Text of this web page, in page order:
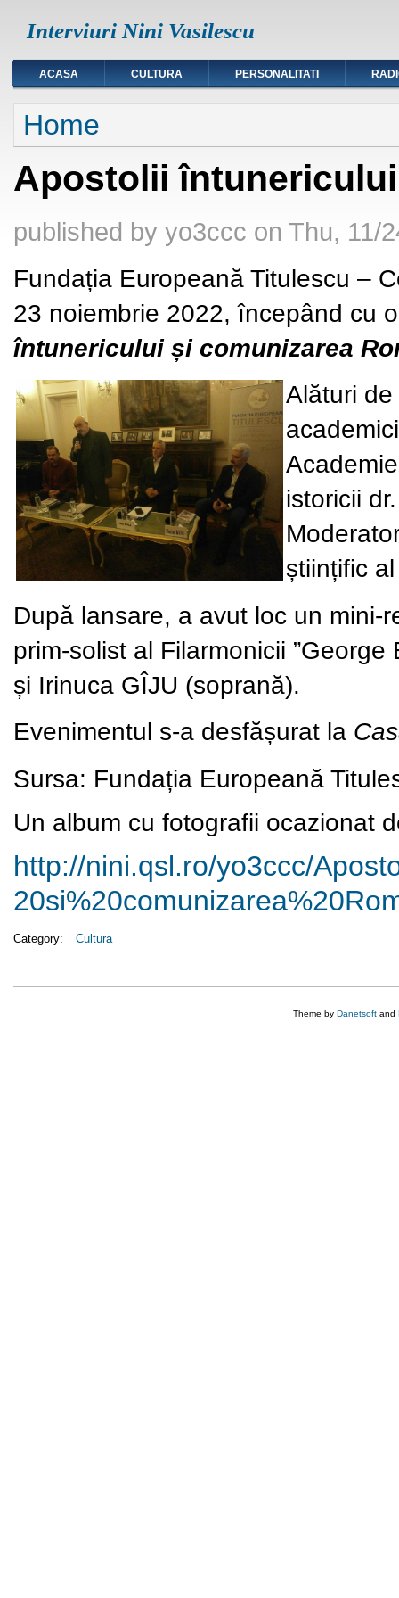
Interviuri Nini Vasilescu
ACASA CULTURA PERSONALITATI
You are here
Home
Apostolii
published by yo3ccc on Thu, 11/
Fundația Europeană Titulescu –
23 noiembrie 2022, începând cu
întunericului și comunizarea
Alături
istoricii
științific
După lansare, a avut loc un mini-
prim-solist al Filarmonicii ”George
și Irinuca GÎJU (soprană).
Evenimentul s-a desfășurat la
Sursa: Fundația Europeană
Un album cu fotografii ocazionat
http://nini.qsl.ro/yo3ccc/
Category: Cultura
Theme by Danetsoft and